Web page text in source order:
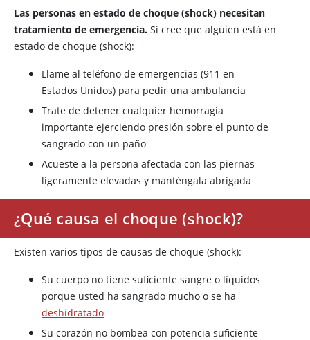
Las personas en estado de choque (shock) necesitan
tratamiento de emergencia. Si cree que alguien está en
estado de choque (shock):
Llame al teléfono de emergencias (911 en
Estados Unidos) para pedir una ambulancia
Trate de detener cualquier hemorragia
importante ejerciendo presión sobre el punto de
sangrado con un paño
Acueste a la persona afectada con las piernas
ligeramente elevadas y manténgala abrigada
¿Qué causa el choque (shock)?
Existen varios tipos de causas de choque (shock):
Su cuerpo no tiene suficiente sangre o líquidos
porque usted ha sangrado mucho o se ha
deshidratado
Su corazón no bombea con potencia suficiente